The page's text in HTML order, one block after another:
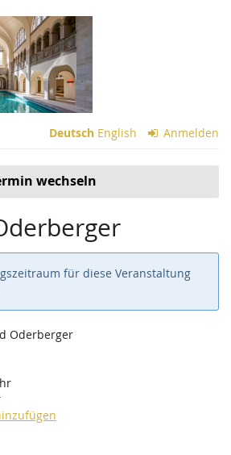
Deutsch English Anmelden
wechseln
für diese Veranstaltung
Oderberger